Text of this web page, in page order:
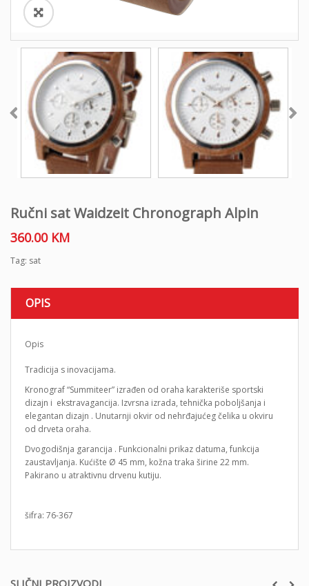
SLIČNI PROIZVODI
Ručni sat Waidzeit Chronograph Alpin
360.00 KM
Tag: sat
OPIS
Opis
Tradicija s inovacijama.
Kronograf “Summiteer” izrađen od oraha karakteriše sportski
dizajn i ekstravagancija. Izvrsna izrada, tehnička poboljšanja i
elegantan dizajn . Unutarnji okvir od nehrđajućeg čelika u okviru
od drveta oraha.
Dvogodišnja garancija . Funkcionalni prikaz datuma, funkcija
zaustavljanja. Kućište Ø 45 mm, kožna traka širine 22 mm.
Pakirano u atraktivnu drvenu kutiju.
šifra: 76-367